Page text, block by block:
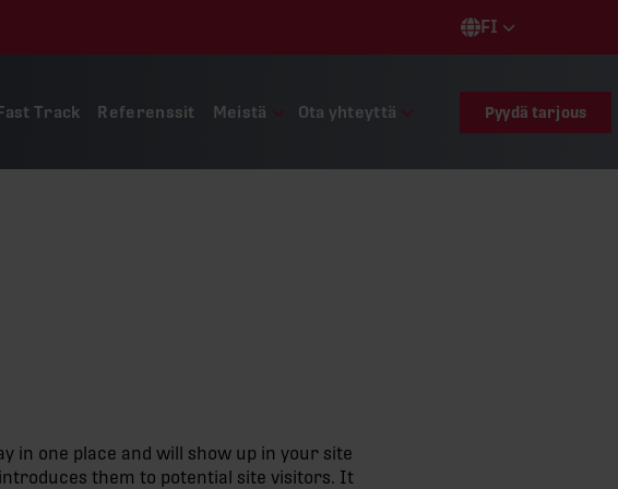
FI
Languages
Track Referenssit Meistä Ota yhteyttä Pyydä tarjous
in one place and will show up in your site
them to potential site visitors. It